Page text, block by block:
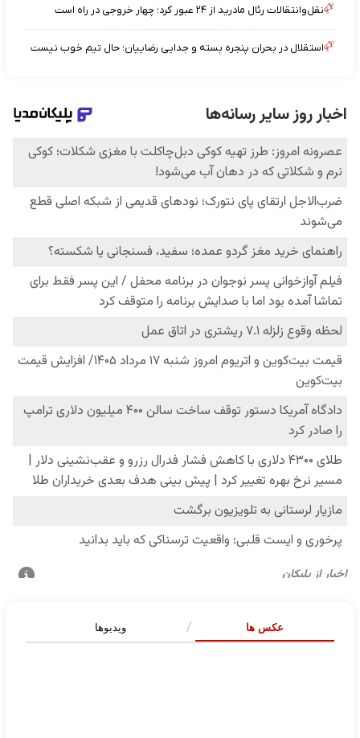
نقل‌وانتقالات رئال مادرید از ۲۴ عبور کرد؛ چهار خروجی در راه است
استقلال در بحران پنجره بسته و جدایی رضاییان؛ حال تیم خوب نیست
عکس ها ویدیوها